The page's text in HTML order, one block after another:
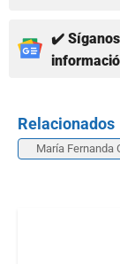
✔️ Síganos
Relacionados
María Fernanda